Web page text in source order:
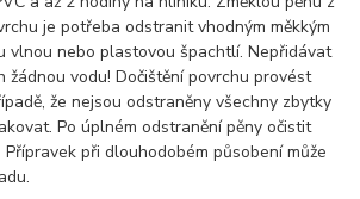
je potřeba odstranit vhodným měkkým
vlnou nebo plastovou špachtlí. Nepřidávat
žádnou vodu! Dočištění povrchu provést
že nejsou odstraněny všechny zbytky
Po úplném odstranění pěny očistit
při dlouhodobém působení může